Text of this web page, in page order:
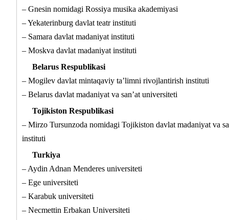
– Gnesin nomidagi Rossiya musika akademiyasi
– Yekaterinburg davlat teatr instituti
– Samara davlat madaniyat instituti
– Moskva davlat madaniyat instituti
Belarus Respublikasi
– Mogilev davlat mintaqaviy ta’limni rivojlantirish instituti
– Belarus davlat madaniyat va san’at universiteti
Tojikiston Respublikasi
– Mirzo Tursunzoda nomidagi Tojikiston davlat madaniyat va
instituti
Turkiya
– Aydin Adnan Menderes universiteti
– Ege universiteti
– Karabuk universiteti
– Necmettin Erbakan Universiteti